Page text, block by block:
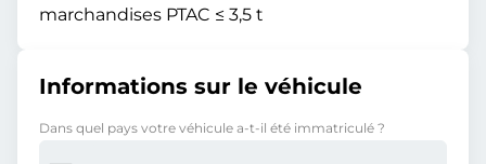
marchandises PTAC ≤ 3,5 t
Informations sur le véhicule
Dans quel pays votre véhicule a-t-il été immatriculé ?